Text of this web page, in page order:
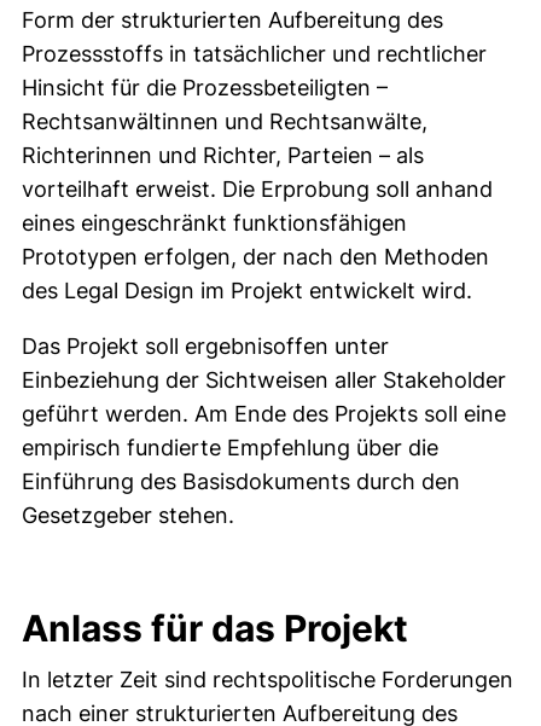
Form der strukturierten Aufbereitung des
Prozessstoffs in tatsächlicher und rechtlicher
Hinsicht für die Prozessbeteiligten –
Rechtsanwältinnen und Rechtsanwälte,
Richterinnen und Richter, Parteien – als
vorteilhaft erweist. Die Erprobung soll anhand
eines eingeschränkt funktionsfähigen
Prototypen erfolgen, der nach den Methoden
des Legal Design im Projekt entwickelt wird.
Das Projekt soll ergebnisoffen unter
Einbeziehung der Sichtweisen aller Stakeholder
geführt werden. Am Ende des Projekts soll eine
empirisch fundierte Empfehlung über die
Einführung des Basisdokuments durch den
Gesetzgeber stehen.
Anlass für das Projekt
In letzter Zeit sind rechtspolitische Forderungen
nach einer strukturierten Aufbereitung des